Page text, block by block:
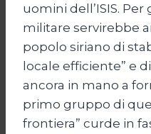
uomini dell’ISIS. Per
militare servirebbe
popolo siriano di
locale efficiente” e
ancora in mano a
primo gruppo di
frontiera” curde in